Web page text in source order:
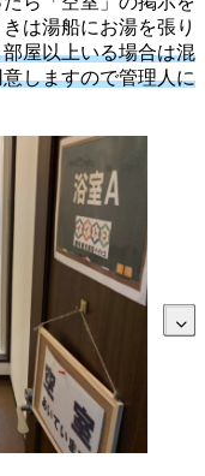
は湯船にお湯を張り
屋以上いる場合は混
しますので管理人に